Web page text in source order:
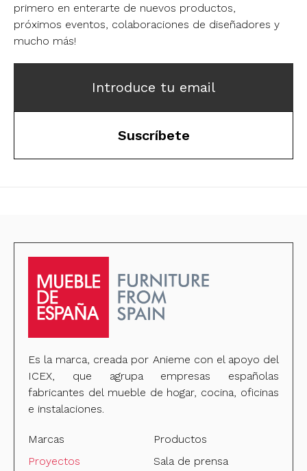
primero en enterarte de nuevos productos,
próximos eventos, colaboraciones de diseñadores y
mucho más!
Introduce tu email
Suscríbete
Es la marca, creada por Anieme con el apoyo del
ICEX, que agrupa empresas españolas
fabricantes del mueble de hogar, cocina, oficinas
e instalaciones.
Marcas
Productos
Proyectos
Sala de prensa